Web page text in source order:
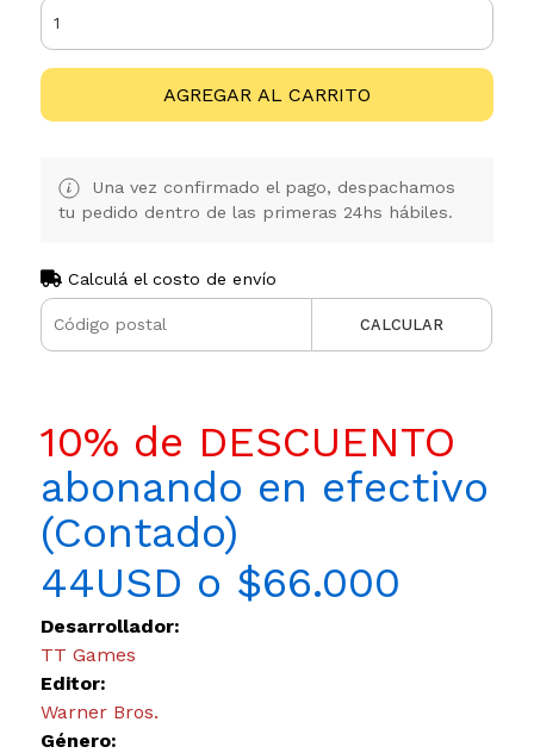
AGREGAR AL CARRITO
Una vez confirmado el pago, despachamos
tu pedido dentro de las primeras 24hs hábiles.
Calculá el costo de envío
CALCULAR
10% de DESCUENTO
abonando en efectivo
(Contado)
44USD o $66.000
Desarrollador:
TT Games
Editor:
Warner Bros.
Género: